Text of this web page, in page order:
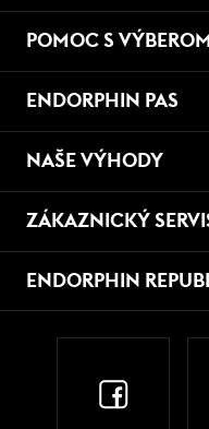
POMOC S VÝBEROM
ENDORPHIN PAS
NAŠE VÝHODY
ZÁKAZNICKÝ
ENDORPHIN